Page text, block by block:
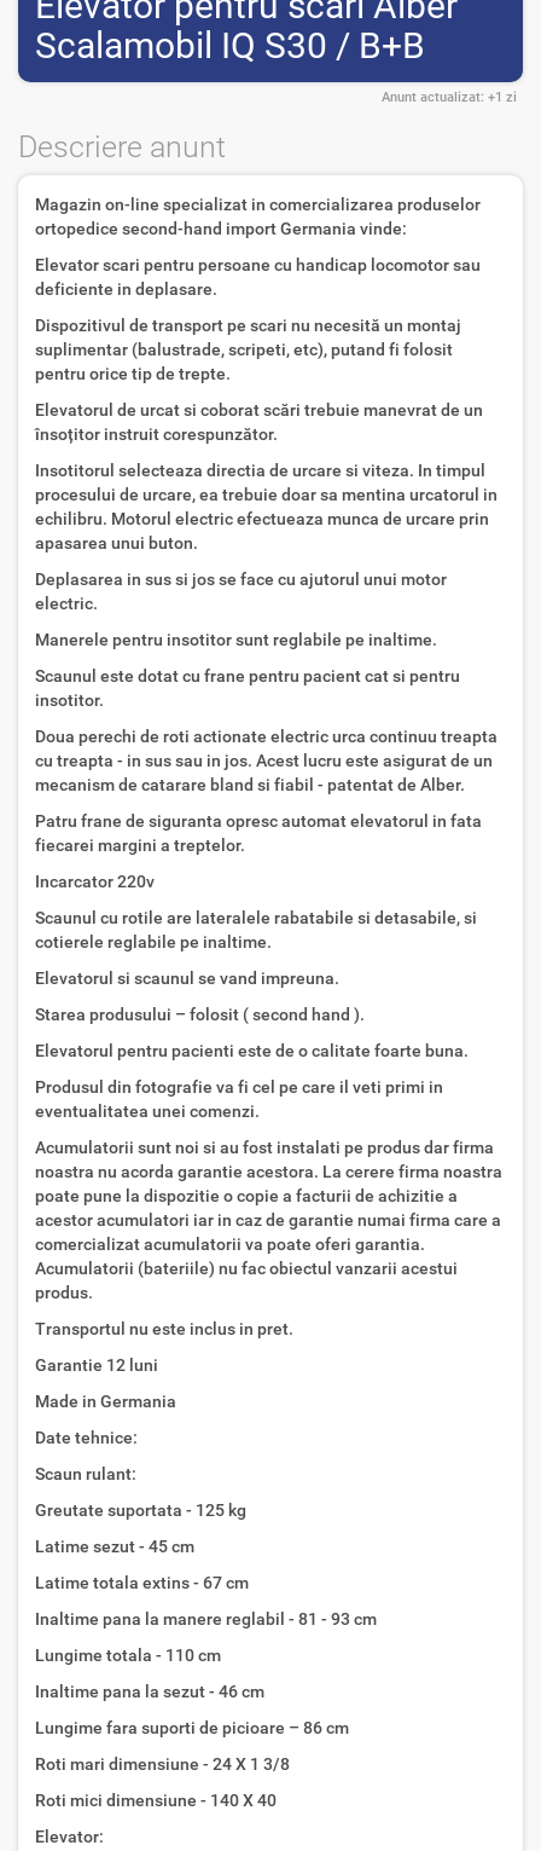
Scalamobil IQ S30 / B+B
Anunt actualizat: +1 zi
Descriere anunt
Magazin on-line specializat in comercializarea produselor
ortopedice second-hand import Germania vinde:
Elevator scari pentru persoane cu handicap locomotor sau
deficiente in deplasare.
Dispozitivul de transport pe scari nu necesită un montaj
suplimentar (balustrade, scripeti, etc), putand fi folosit
pentru orice tip de trepte.
Elevatorul de urcat si coborat scări trebuie manevrat de un
însoțitor instruit corespunzător.
Insotitorul selecteaza directia de urcare si viteza. In timpul
procesului de urcare, ea trebuie doar sa mentina urcatorul in
echilibru. Motorul electric efectueaza munca de urcare prin
apasarea unui buton.
Deplasarea in sus si jos se face cu ajutorul unui motor
electric.
Manerele pentru insotitor sunt reglabile pe inaltime.
Scaunul este dotat cu frane pentru pacient cat si pentru
insotitor.
Doua perechi de roti actionate electric urca continuu treapta
cu treapta - in sus sau in jos. Acest lucru este asigurat de un
mecanism de catarare bland si fiabil - patentat de Alber.
Patru frane de siguranta opresc automat elevatorul in fata
fiecarei margini a treptelor.
Incarcator 220v
Scaunul cu rotile are lateralele rabatabile si detasabile, si
cotierele reglabile pe inaltime.
Elevatorul si scaunul se vand impreuna.
Starea produsului – folosit ( second hand ).
Elevatorul pentru pacienti este de o calitate foarte buna.
Produsul din fotografie va fi cel pe care il veti primi in
eventualitatea unei comenzi.
Acumulatorii sunt noi si au fost instalati pe produs dar firma
noastra nu acorda garantie acestora. La cerere firma noastra
poate pune la dispozitie o copie a facturii de achizitie a
acestor acumulatori iar in caz de garantie numai firma care a
comercializat acumulatorii va poate oferi garantia.
Acumulatorii (bateriile) nu fac obiectul vanzarii acestui
produs.
Transportul nu este inclus in pret.
Garantie 12 luni
Made in Germania
Date tehnice:
Scaun rulant:
Greutate suportata - 125 kg
Latime sezut - 45 cm
Latime totala extins - 67 cm
Inaltime pana la manere reglabil - 81 - 93 cm
Lungime totala - 110 cm
Inaltime pana la sezut - 46 cm
Lungime fara suporti de picioare – 86 cm
Roti mari dimensiune - 24 X 1 3/8
Roti mici dimensiune - 140 X 40
Elevator: